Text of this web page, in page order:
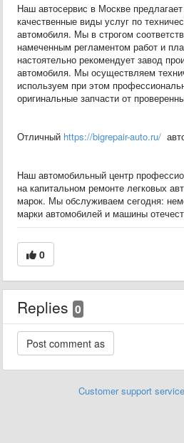
Наш автосервис в Москве
качественные виды услуг по
автомобиля. Мы в строгом
намеченным регламентом работ и
настоятельно рекомендует завод
автомобиля. Мы осуществляем
используем при этом
оригинальные запчасти от
Отличный https://bigrepair-auto.ru/
Наш автомобильный центр
на капитальном ремонте легковых
марок. Мы обслуживаем сегодня:
марки автомобилей и машины
0
Replies 0
Customer support service